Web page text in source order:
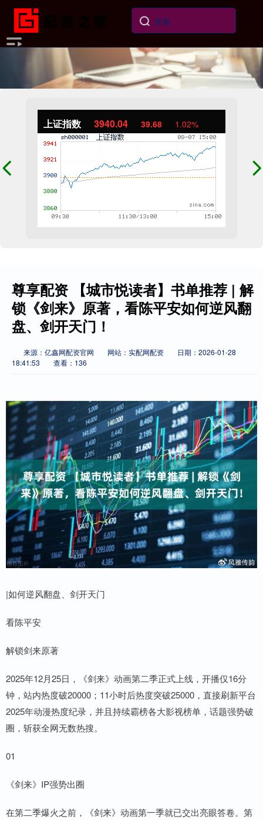
上证指数 3940.04 39.68 1.02%
尊享配资 【城市悦读者】书单推荐 | 解
锁《剑来》原著，看陈平安如何逆风翻
盘、剑开天门！
来源：亿鑫网配资官网 网站：实配网配资
日期：2026-01-28
18:41:53
查看：136
|如何逆风翻盘、剑开天门
看陈平安
解锁剑来原著
2025年12月25日，《剑来》动画第二季正式上线，开播仅16分
钟，站内热度破20000；11小时后热度突破25000，直接刷新平台
2025年动漫热度纪录，并且持续霸榜各大影视榜单，话题强势破
圈，斩获全网无数热搜。
01
《剑来》IP强势出圈
在第二季爆火之前，《剑来》动画第一季就已交出亮眼答卷。第